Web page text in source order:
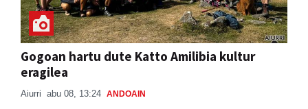
Gogoan hartu dute Katto Amilibia kultur
eragilea
Aiurri abu 08, 13:24 ANDOAIN